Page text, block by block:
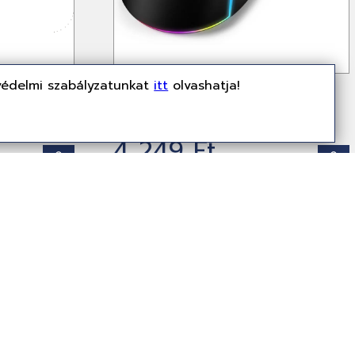
szabályzatunkatittolvashatja!
3S for Genius GX Gaming Scorpion
4 249 Ft